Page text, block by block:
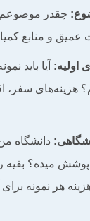
چقدر موضوعم
عمیق و منابع
اولیه: آیا باید
هزینه‌های سفر،
دانشگاه
میده؟ بقیه